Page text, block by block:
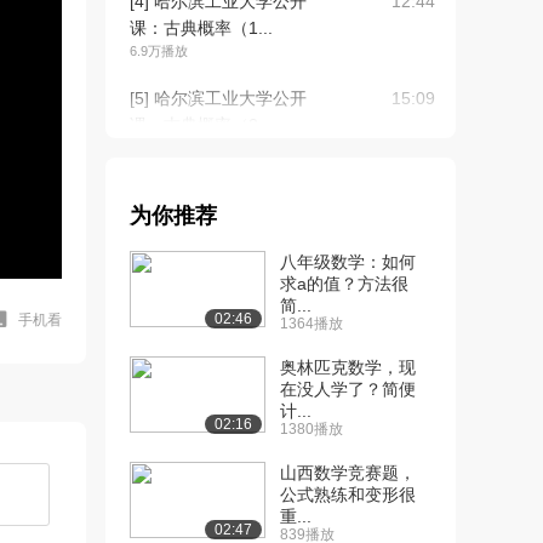
手机看
课：古典概率（1...
6.9万播放
[5] 哈尔滨工业大学公开
15:09
课：几何概率
[7] 哈尔滨工业大学公开
课：统计概率
04:19
[8] 哈尔滨工业大学公开
课：概率的公理化...
06:15
[9] 哈尔滨工业大学公开
4.5万播放
10:37
为你推荐
02:46
八年级数学：如何
求a的值？方法很
简...
1364播放
02:16
奥林匹克数学，现
在没人学了？简便
计...
1380播放
02:47
山西数学竞赛题，
公式熟练和变形很
重...
839播放